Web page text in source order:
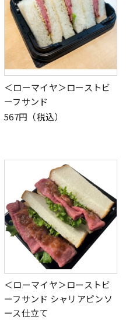
＜ローマイヤ＞ローストビ
ーフサンド
567円（税込）
＜ローマイヤ＞ローストビ
ーフサンド シャリアピンソ
ース仕立て